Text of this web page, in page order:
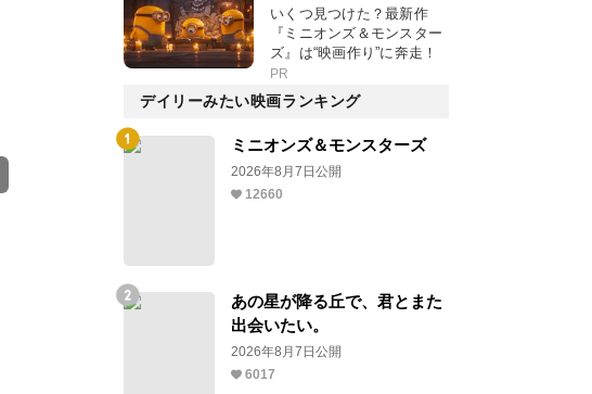
いくつ見つけた？最新作
『ミニオンズ＆モンスター
ズ』は“映画作り”に奔走！
PR
デイリーみたい映画ランキング
ミニオンズ＆モンスターズ
2026年8月7日公開
12660
あの星が降る丘で、君とまた
出会いたい。
2026年8月7日公開
6017